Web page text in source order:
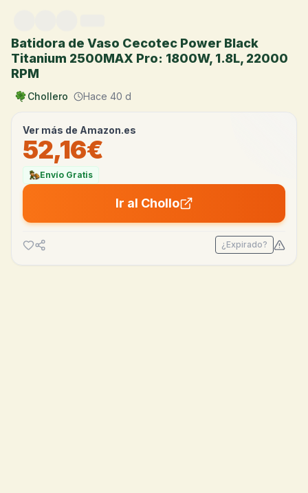
Batidora de Vaso Cecotec Power Black
Titanium 2500MAX Pro: 1800W, 1.8L, 22000
RPM
Chollero Hace 40 d
Ver más de Amazon.es
52,16€
Envío Gratis
Ir al Chollo
¿Expirado?